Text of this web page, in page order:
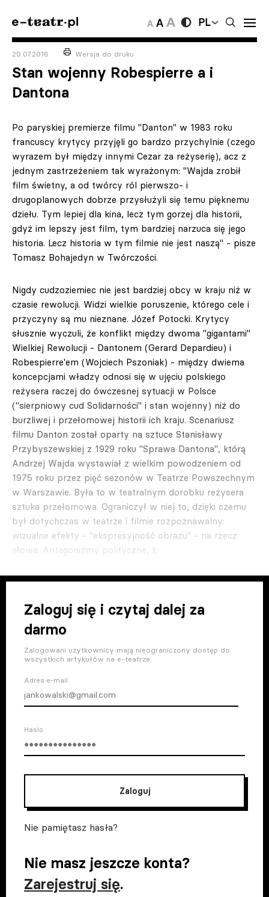
PL
20.07.2016 Wersja do druku
Stan wojenny Robespierre a i
Dantona
Po paryskiej premierze filmu "Danton" w 1983 roku
francuscy krytycy przyjęli go bardzo przychylnie (czego
wyrazem był między innymi Cezar za reżyserię), acz z
jednym zastrzeżeniem tak wyrażonym: "Wajda zrobił
film świetny, a od twórcy ról pierwszo- i
drugoplanowych dobrze przysłużyli się temu pięknemu
dziełu. Tym lepiej dla kina, lecz tym gorzej dla historii,
gdyż im lepszy jest film, tym bardziej narzuca się jego
historia. Lecz historia w tym filmie nie jest naszą" - pisze
Tomasz Bohajedyn w Twórczości.
Nigdy cudzoziemiec nie jest bardziej obcy w kraju niż w
czasie rewolucji. Widzi wielkie poruszenie, którego cele i
przyczyny są mu nieznane. Józef Potocki. Krytycy
słusznie wyczuli, że konflikt między dwoma "gigantami"
Wielkiej Rewolucji - Dantonem (Gerard Depardieu) i
Robespierre'em (Wojciech Pszoniak) - między dwiema
koncepcjami władzy odnosi się w ujęciu polskiego
reżysera raczej do ówczesnej sytuacji w Polsce
("sierpniowy cud Solidarności" i stan wojenny) niż do
burzliwej i przełomowej historii ich kraju. Scenariusz
filmu Danton został oparty na sztuce Stanisławy
Przybyszewskiej z 1929 roku "Sprawa Dantona", którą
Andrzej Wajda wystawiał z wielkim powodzeniem od
1975 roku przez pięć sezonów w Teatrze Powszechnym
w Warszawie. Była to w teatralnym dorobku reżysera
sztuka przełomowa. Ograniczył w niej to, dzięki czemu
był dotychczas w teatrze i filmie rozpoznawalny:
wizualne efekty - "ekspresyjność obrazu" - na rzecz
słowa. Antagonizmy polityczne, k
Zaloguj się i czytaj dalej za
darmo
Zalogowani użytkownicy mają nieograniczony dostęp do
wszystkich artykułów na e-teatrze.
Adres e-mail
Haslo
Zaloguj
Nie pamiętasz hasła?
Nie masz jeszcze konta?
Zarejestruj się.